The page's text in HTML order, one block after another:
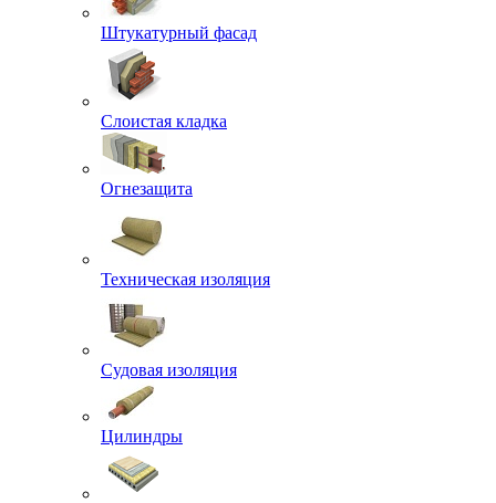
Штукатурный фасад
Слоистая кладка
Огнезащита
Техническая изоляция
Судовая изоляция
Цилиндры